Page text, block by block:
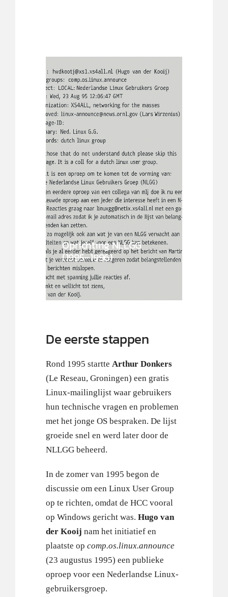
Oprichting NLLGG
(1995–1996)
De eerste stappen
Rond 1995 startte Arthur Donkers
(Le Reseau, Groningen) een gratis
Linux-mailinglijst waar gebruikers
hun technische vragen en problemen
met het jonge OS bespraken. De lijst
groeide snel en werd later door de
NLLGG beheerd.
In de zomer van 1995 begon de
discussie om een Linux User Group
op te richten, omdat de HCC vooral
op Windows gericht was. Hugo van
der Kooij nam het initiatief en
plaatste op comp.os.linux.announce
(23 augustus 1995) een publieke
oproep voor een Nederlandse Linux-
gebruikersgroep.